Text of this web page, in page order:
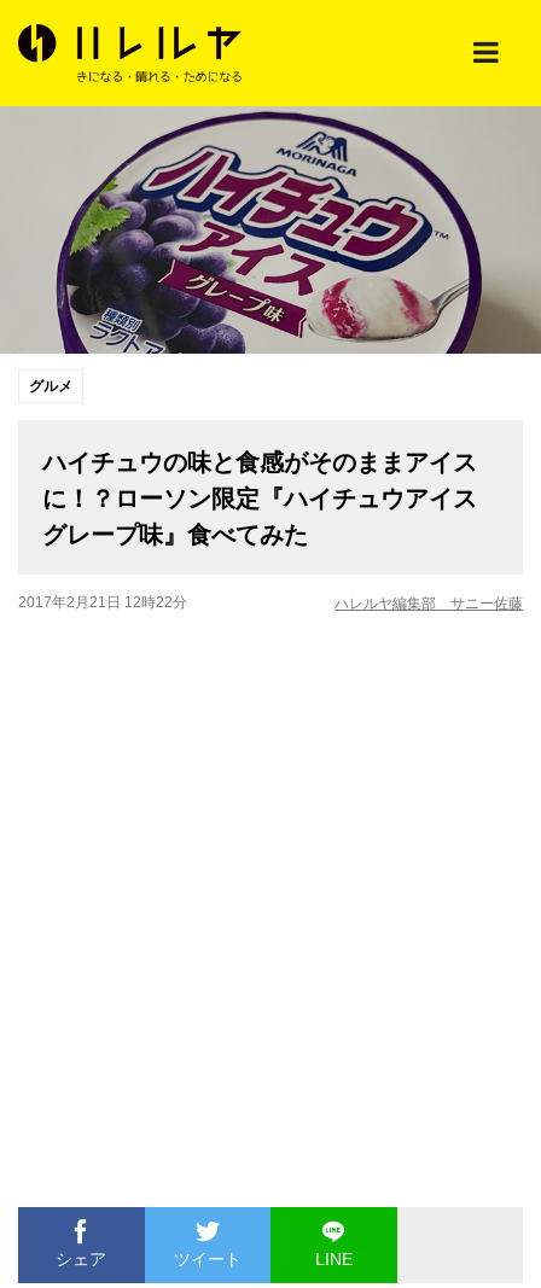
グルメ
ハイチュウの味と食感がそのままアイス
に！？ローソン限定『ハイチュウアイス
グレープ味』食べてみた
2017年2月21日 12時22分 ハレルヤ編集部 サニー佐藤
シェア ツイート LINE